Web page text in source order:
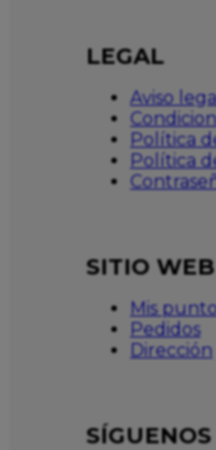
LEGAL
Aviso legal
Política
Política
SITIO WEB
Mis
Pedidos
Dirección
SÍGUENOS